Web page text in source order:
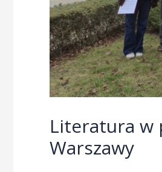
Literatura w
Warszawy